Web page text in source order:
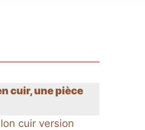
cuir, une pièce
cuir version